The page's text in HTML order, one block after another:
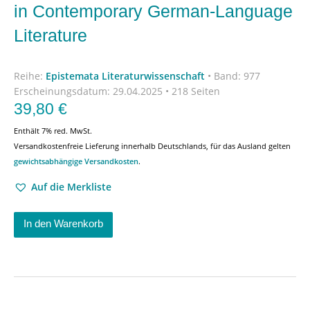
in Contemporary German-Language
Literature
Reihe: Epistemata Literaturwissenschaft • Band: 977
Erscheinungsdatum: 29.04.2025 • 218 Seiten
39,80 €
Enthält 7% red. MwSt.
Versandkostenfreie Lieferung innerhalb Deutschlands, für das Ausland gelten
gewichtsabhängige Versandkosten.
Auf die Merkliste
In den Warenkorb